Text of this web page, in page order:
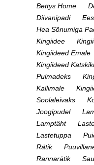
Bettys Home
Diivanipadi
Hea Sõnumiga
Kingiidee
Kingiideed Emale
Kingiideed
Pulmadeks
Kallimale
Soolaleivaks
Joogipudel
Lamptäht
Lastetuppa
Rätik
Rannarätik